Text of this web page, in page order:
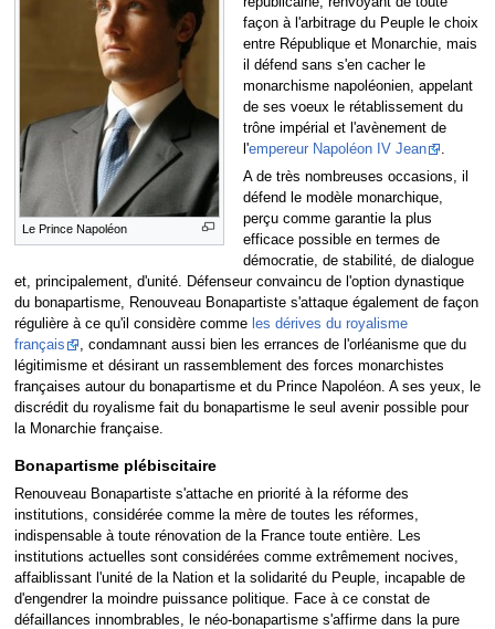
Le Prince Napoléon
façon à l'arbitrage du Peuple le choix
entre République et Monarchie, mais
il défend sans s'en cacher le
monarchisme napoléonien, appelant
de ses voeux le rétablissement du
trône impérial et l'avènement de
l'empereur Napoléon IV Jean
.
A de très nombreuses occasions, il
défend le modèle monarchique,
perçu comme garantie la plus
efficace possible en termes de
démocratie, de stabilité, de dialogue
et, principalement, d'unité. Défenseur convaincu de l'option dynastique
du bonapartisme, Renouveau Bonapartiste s'attaque également de façon
régulière à ce qu'il considère comme les dérives du royalisme
français
, condamnant aussi bien les errances de l'orléanisme que du
légitimisme et désirant un rassemblement des forces monarchistes
françaises autour du bonapartisme et du Prince Napoléon. A ses yeux, le
discrédit du royalisme fait du bonapartisme le seul avenir possible pour
la Monarchie française.
Bonapartisme plébiscitaire
Renouveau Bonapartiste s'attache en priorité à la réforme des
institutions, considérée comme la mère de toutes les réformes,
indispensable à toute rénovation de la France toute entière. Les
institutions actuelles sont considérées comme extrêmement nocives,
affaiblissant l'unité de la Nation et la solidarité du Peuple, incapable de
d'engendrer la moindre puissance politique. Face à ce constat de
défaillances innombrables, le néo-bonapartisme s'affirme dans la pure